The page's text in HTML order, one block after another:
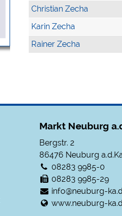
Christian Zecha
Karin Zecha
Rainer Zecha
Markt Neuburg
Bergstr. 2
86476 Neuburg
08283 9985-0
08283 9985-29
info@neuburg-
www.neuburg-